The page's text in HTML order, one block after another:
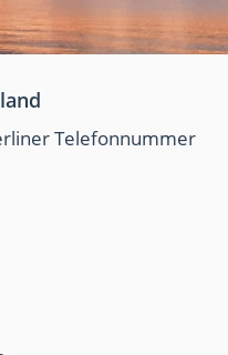
Telefonnummer